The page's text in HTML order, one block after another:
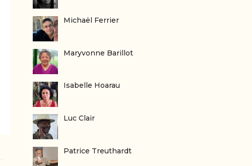
Michaël Ferrier
Maryvonne Barillot
Isabelle Hoarau
Luc Clair
Patrice Treuthardt